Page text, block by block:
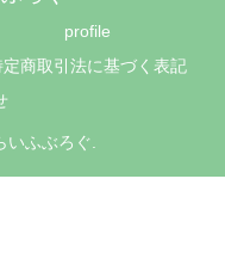
profile
定商取引法に基づく表記
ふぶろぐ.